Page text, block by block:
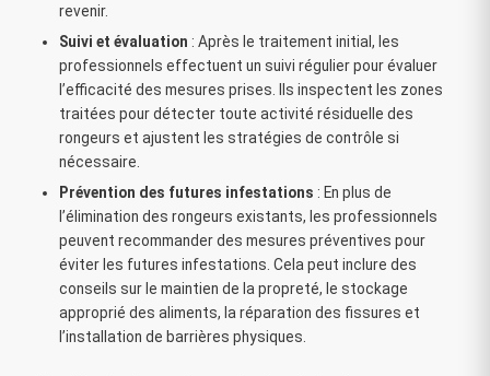
revenir.
Suivi et évaluation : Après le traitement initial, les
professionnels effectuent un suivi régulier pour évaluer
l’efficacité des mesures prises. Ils inspectent les zones
traitées pour détecter toute activité résiduelle des
rongeurs et ajustent les stratégies de contrôle si
nécessaire.
Prévention des futures infestations : En plus de
l’élimination des rongeurs existants, les professionnels
peuvent recommander des mesures préventives pour
éviter les futures infestations. Cela peut inclure des
conseils sur le maintien de la propreté, le stockage
approprié des aliments, la réparation des fissures et
l’installation de barrières physiques.